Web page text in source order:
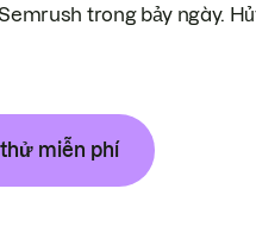
trong bảy ngày.
thử miễn phí